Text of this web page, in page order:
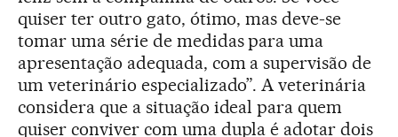
quiser ter outro gato, ótimo, mas deve-se
tomar uma série de medidas para uma
apresentação adequada, com a supervisão de
um veterinário especializado”. A veterinária
considera que a situação ideal para quem
quiser conviver com uma dupla é adotar dois